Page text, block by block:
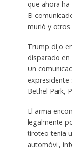
que ahora ha
El
murió y otros
Trump dijo
disparado en
Un
expresidente
Bethel Park,
El arma
legalmente
tiroteo tenía
automóvil,